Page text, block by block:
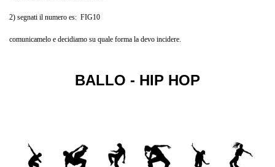
2) segnati il numero es: FIG10
comunicamelo e decidiamo su quale forma la devo incidere.
BALLO - HIP HOP